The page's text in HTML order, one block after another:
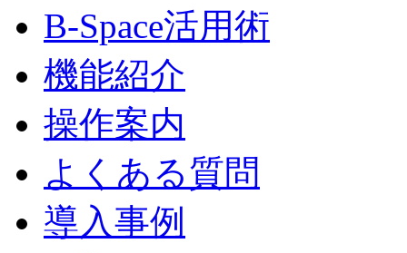
B-Space活用術
機能紹介
操作案内
よくある質問
導入事例